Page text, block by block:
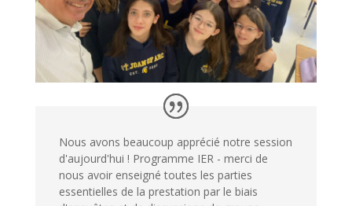
Nous avons beaucoup apprécié notre session
d'aujourd'hui ! Programme IER - merci de
nous avoir enseigné toutes les parties
essentielles de la prestation par le biais